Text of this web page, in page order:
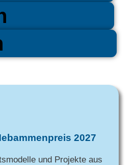
2027
und Projekte aus